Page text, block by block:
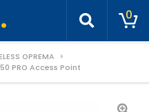
0
OPREMA
PRO Access Point